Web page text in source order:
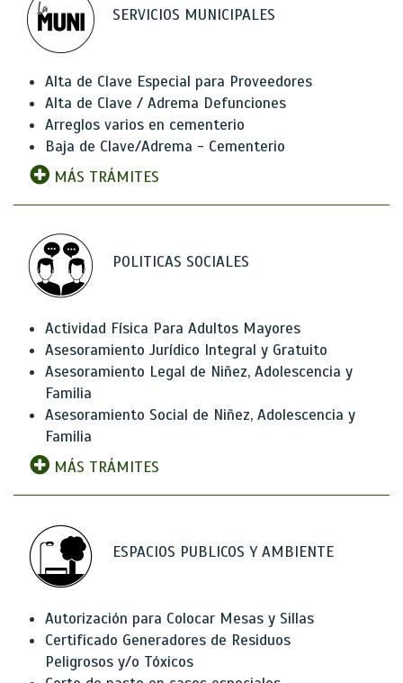
SERVICIOS MUNICIPALES
Alta de Clave Especial para Proveedores
Alta de Clave / Adrema Defunciones
Arreglos varios en cementerio
Baja de Clave/Adrema - Cementerio
MÁS TRÁMITES
POLITICAS SOCIALES
Actividad Física Para Adultos Mayores
Asesoramiento Jurídico Integral y Gratuito
Asesoramiento Legal de Niñez, Adolescencia y
Familia
Asesoramiento Social de Niñez, Adolescencia y
Familia
MÁS TRÁMITES
ESPACIOS PUBLICOS Y AMBIENTE
Autorización para Colocar Mesas y Sillas
Certificado Generadores de Residuos
Peligrosos y/o Tóxicos